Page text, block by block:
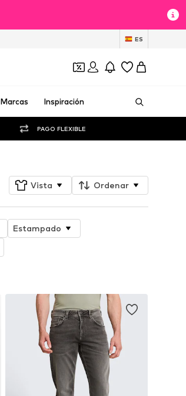
ES
Marcas Inspiración
PAGO FLEXIBLE
Vista Ordenar
Estampado